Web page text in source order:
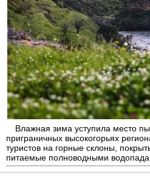
Влажная зима уступила место
приграничных высокогорьях
туристов на горные склоны,
питаемые полноводными